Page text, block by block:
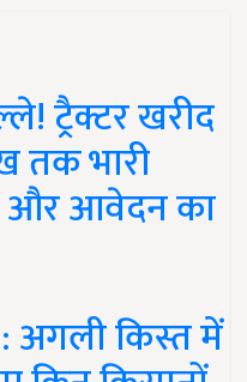
ट्रैक्टर खरीद
तक भारी
और आवेदन का
अगली किस्त में